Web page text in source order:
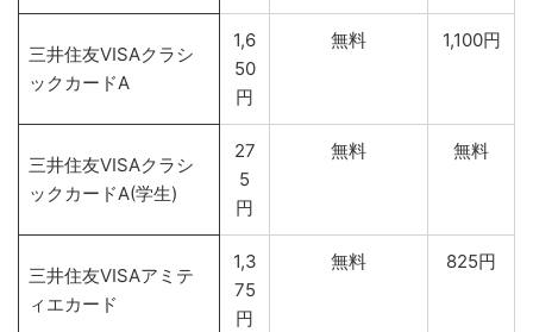
三井住友VISAクラシ
ックカードA
1,6
50
円
無料 1,100円
三井住友VISAクラシ
ックカードA(学生)
27
5
円
無料 無料
三井住友VISAアミテ
ィエカード
1,3
75
円
無料 825円